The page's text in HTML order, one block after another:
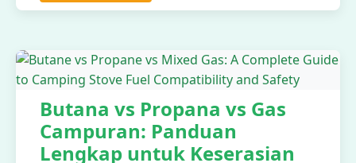
Butana vs Propana vs Gas
Campuran: Panduan
Lengkap untuk Keserasian